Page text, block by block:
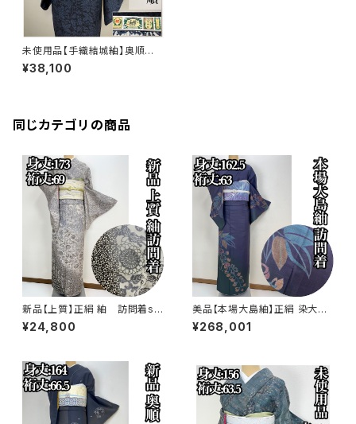
未使用品【手織結城紬】奥順
はたおり娘 正絹 小紋 仕付
単衣 証紙付s181
¥38,100
同じカテゴリの商品
新品【上質】正絹 紬 訪問着s7
80
¥24,800
美品【本場大島紬】正絹 染大島
紬 訪問着s776
¥268,001